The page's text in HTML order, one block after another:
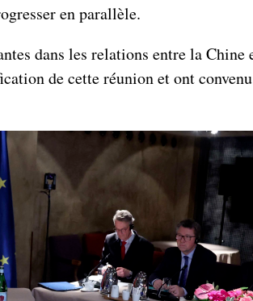
en parallèle.
dans les relations entre la Chine
de cette réunion et ont